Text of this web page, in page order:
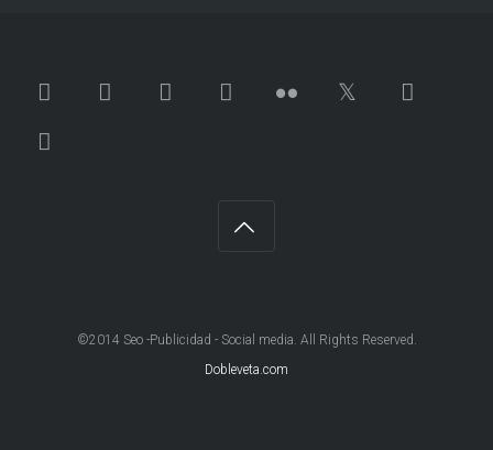
©2014 Seo -Publicidad - Social media. All Rights Reserved.
Dobleveta.com